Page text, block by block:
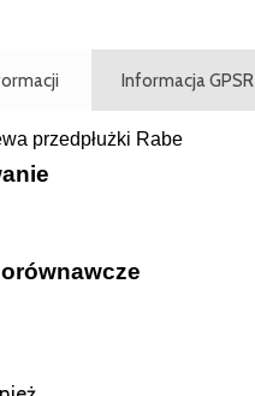
Informacja GPSR
przedpłużki Rabe